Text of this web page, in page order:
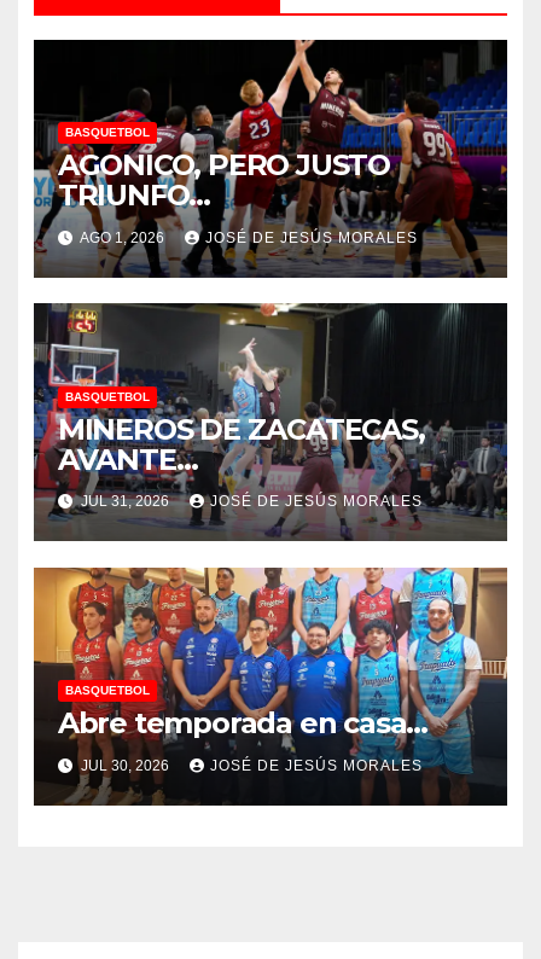
BASQUETBOL
AGONICO, PERO JUSTO
TRIUNFO…
AGO 1, 2026 JOSÉ DE JESÚS MORALES
BASQUETBOL
MINEROS DE ZACATECAS,
AVANTE…
JUL 31, 2026 JOSÉ DE JESÚS MORALES
BASQUETBOL
Abre temporada en casa…
JUL 30, 2026 JOSÉ DE JESÚS MORALES